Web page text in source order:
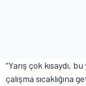
“Yarış çok kısaydı,
çalışma sıcaklığına